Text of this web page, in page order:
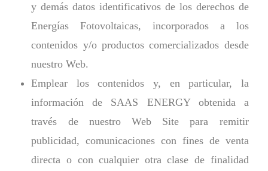
y demás datos identificativos de los derechos de
Energías Fotovoltaicas, incorporados a los
contenidos y/o productos comercializados desde
nuestro Web.
Emplear los contenidos y, en particular, la
información de SAAS ENERGY obtenida a
través de nuestro Web Site para remitir
publicidad, comunicaciones con fines de venta
directa o con cualquier otra clase de finalidad